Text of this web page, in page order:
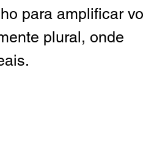
para amplificar
plural, onde